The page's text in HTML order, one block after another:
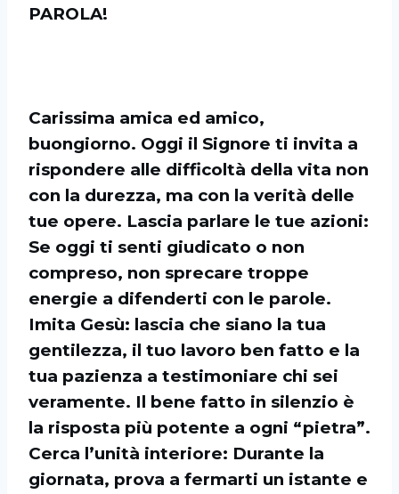
PAROLA!
Carissima amica ed amico,
buongiorno. Oggi il Signore ti invita a
rispondere alle difficoltà della vita non
con la durezza, ma con la verità delle
tue opere. Lascia parlare le tue azioni:
Se oggi ti senti giudicato o non
compreso, non sprecare troppe
energie a difenderti con le parole.
Imita Gesù: lascia che siano la tua
gentilezza, il tuo lavoro ben fatto e la
tua pazienza a testimoniare chi sei
veramente. Il bene fatto in silenzio è
la risposta più potente a ogni “pietra”.
Cerca l’unità interiore: Durante la
giornata, prova a fermarti un istante e